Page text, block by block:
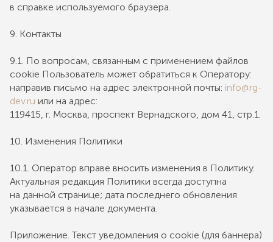
в справке используемого браузера.
9. Контакты
9.1. По вопросам, связанным с применением файлов
cookie Пользователь может обратиться к Оператору:
направив письмо на адрес электронной почты: info@rg-
dev.ru или на адрес:
119415, г. Москва, проспект Вернадского, дом 41, стр.1.
10. Изменения Политики
10.1. Оператор вправе вносить изменения в Политику.
Актуальная редакция Политики всегда доступна
на данной странице; дата последнего обновления
указывается в начале документа.
Приложение. Текст уведомления о cookie (для баннера)